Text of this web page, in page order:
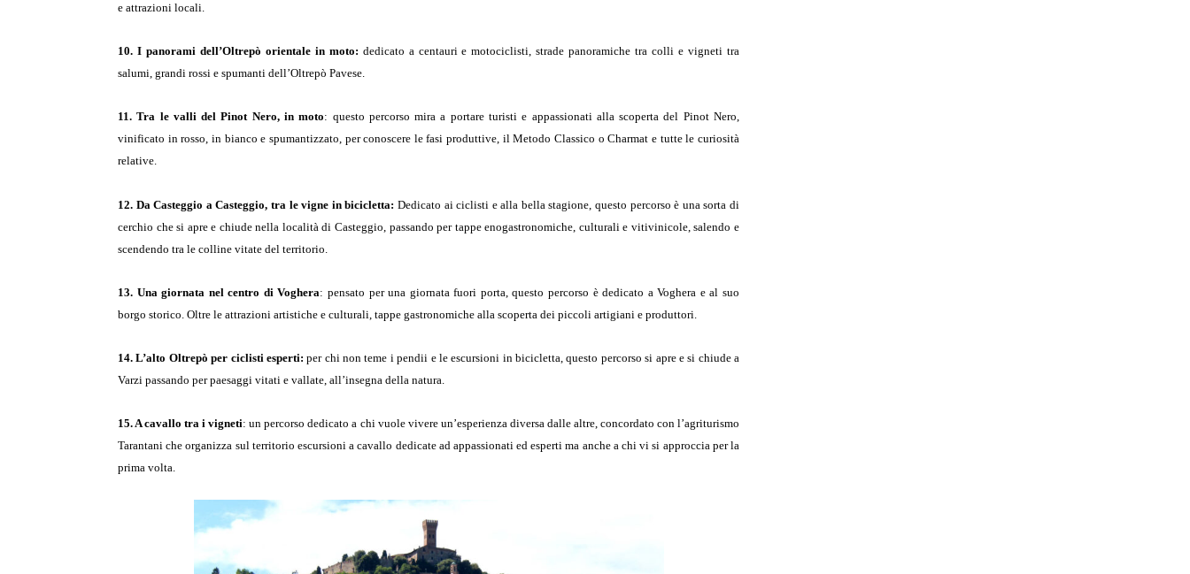
e attrazioni locali.
10. I panorami dell’Oltrepò orientale in moto: dedicato a centauri e motociclisti, strade panoramiche tra colli e vigneti tra
salumi, grandi rossi e spumanti dell’Oltrepò Pavese.
11. Tra le valli del Pinot Nero, in moto: questo percorso mira a portare turisti e appassionati alla scoperta del Pinot Nero,
vinificato in rosso, in bianco e spumantizzato, per conoscere le fasi produttive, il Metodo Classico o Charmat e tutte le curiosità
relative.
12. Da Casteggio a Casteggio, tra le vigne in bicicletta: Dedicato ai ciclisti e alla bella stagione, questo percorso è una sorta di
cerchio che si apre e chiude nella località di Casteggio, passando per tappe enogastronomiche, culturali e vitivinicole, salendo e
scendendo tra le colline vitate del territorio.
13. Una giornata nel centro di Voghera: pensato per una giornata fuori porta, questo percorso è dedicato a Voghera e al suo
borgo storico. Oltre le attrazioni artistiche e culturali, tappe gastronomiche alla scoperta dei piccoli artigiani e produttori.
14. L’alto Oltrepò per ciclisti esperti: per chi non teme i pendii e le escursioni in bicicletta, questo percorso si apre e si chiude a
Varzi passando per paesaggi vitati e vallate, all’insegna della natura.
15. A cavallo tra i vigneti: un percorso dedicato a chi vuole vivere un’esperienza diversa dalle altre, concordato con l’agriturismo
Tarantani che organizza sul territorio escursioni a cavallo dedicate ad appassionati ed esperti ma anche a chi vi si approccia per la
prima volta.